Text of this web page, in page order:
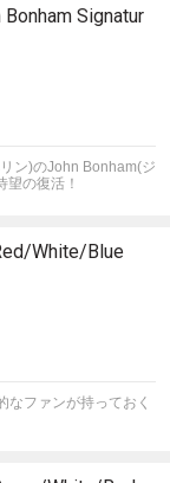
Signatur
ン)のJohn Bonham(ジ
望の復活！
White/Blue
なファンが持っておく